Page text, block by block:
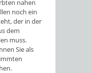
nahen
noch ein
der in der
dem
muss.
Sie als